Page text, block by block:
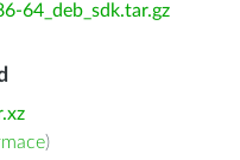
64_deb_sdk.tar.gz
)